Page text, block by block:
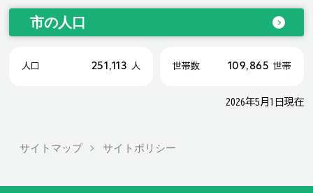
市の人口
人口 251,113 人 世帯数 109,865 世帯
2026年5月1日現在
サイトマップ サイトポリシー